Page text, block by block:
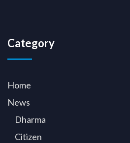
Category
Home
News
Dharma
Citizen